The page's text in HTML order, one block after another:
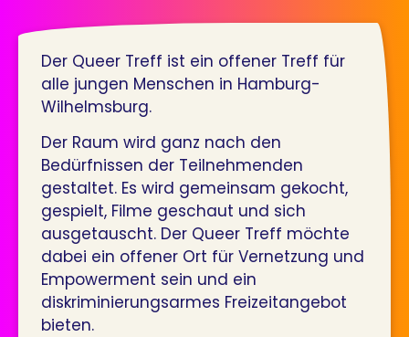
Der Queer Treff ist ein offener Treff für
alle jungen Menschen in Hamburg-
Wilhelmsburg.
Der Raum wird ganz nach den
Bedürfnissen der Teilnehmenden
gestaltet. Es wird gemeinsam gekocht,
gespielt, Filme geschaut und sich
ausgetauscht. Der Queer Treff möchte
dabei ein offener Ort für Vernetzung und
Empowerment sein und ein
diskriminierungsarmes Freizeitangebot
bieten.